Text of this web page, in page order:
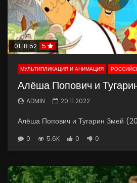
01:18:52 5
МУЛЬТИПЛИКАЦИЯ И АНИМАЦИЯ
Алёша Попович и
ADMIN 20.11.2022
Алёша Попович и Тугарин Змей
0 5.6K 0 0